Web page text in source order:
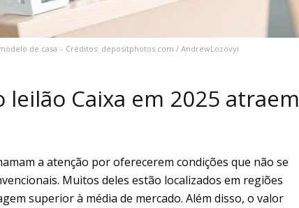
de casa – Créditos: depositphotos.com / AndrewLozovyi
leilão Caixa em 2025 atraem
a atenção por oferecerem condições que não se
Muitos deles estão localizados em regiões
superior à média de mercado. Além disso, o valor